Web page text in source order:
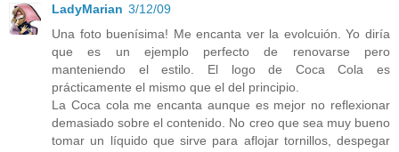
LadyMarian 3/12/09
Una foto buenísima! Me encanta ver la evolcuión. Yo diría
que es un ejemplo perfecto de renovarse pero
manteniendo el estilo. El logo de Coca Cola es
prácticamente el mismo que el del principio.
La Coca cola me encanta aunque es mejor no reflexionar
demasiado sobre el contenido. No creo que sea muy bueno
tomar un líquido que sirve para aflojar tornillos, despegar